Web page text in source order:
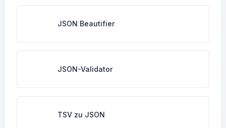
JSON Beautifier
JSON-Validator
TSV zu JSON